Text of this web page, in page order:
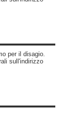
per il disagio.
sull'indirizzo